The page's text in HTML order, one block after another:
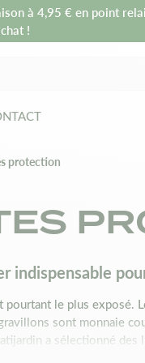
à 4,95 € en point
!
protection
indispensable
le plus exposé.
sont monnaie
a sélectionné